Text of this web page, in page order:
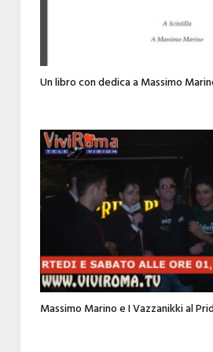
Un libro con dedica a Massimo
Massimo Marino e I Vazzanikki al